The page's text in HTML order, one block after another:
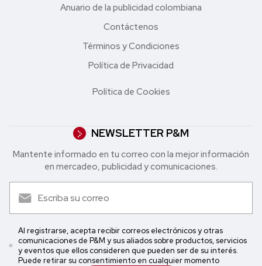
Anuario de la publicidad colombiana
Contáctenos
Términos y Condiciones
Política de Privacidad
Política de Cookies
NEWSLETTER P&M
Mantente informado en tu correo con la mejor in formación
en mercadeo, publicidad y comunicaciones.
Al registrarse, acepta recibir correos electrónicos y otras
comunicaciones de P&M y sus aliados sobre productos, servicios
y eventos que ellos consideren que pueden ser de su interés.
Puede retirar su consentimiento en cualquier momento